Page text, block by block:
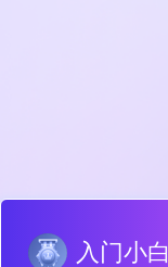
入门小白